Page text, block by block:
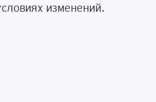
изменений.